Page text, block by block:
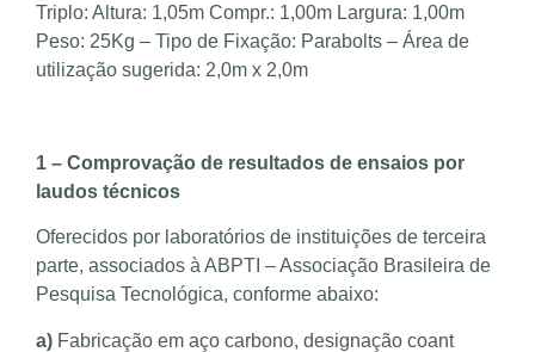
Triplo: Altura: 1,05m Compr.: 1,00m Largura: 1,00m
Peso: 25Kg – Tipo de Fixação: Parabolts – Área de
utilização sugerida: 2,0m x 2,0m
1 – Comprovação de resultados de ensaios por
laudos técnicos
Oferecidos por laboratórios de instituições de terceira
parte, associados à ABPTI – Associação Brasileira de
Pesquisa Tecnológica, conforme abaixo:
a) Fabricação em aço carbono, designação coant